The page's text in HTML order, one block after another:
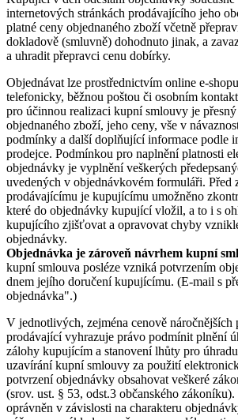
internetových stránkách prodávajícího jeho
platné ceny objednaného zboží včetně
dokladově (smluvně) dohodnuto jinak, a
a uhradit přepravci cenu dobírky.
Objednávat lze prostřednictvím online e-
telefonicky, běžnou poštou či osobním
pro účinnou realizaci kupní smlouvy je
objednaného zboží, jeho ceny, vše v
podmínky a další doplňující informace podle
prodejce. Podmínkou pro naplnění platnosti
objednávky je vyplnění veškerých
uvedených v objednávkovém formuláři. Před
prodávajícímu je kupujícímu umožněno
které do objednávky kupující vložil, a to i s
kupujícího zjišťovat a opravovat chyby
objednávky.
Objednávka je zároveň návrhem kupní
kupní smlouva posléze vzniká potvrzením
dnem jejího doručení kupujícímu. (E-mail s
objednávka".)
V jednotlivých, zejména cenově náročnějších
prodávající vyhrazuje právo podmínit plnění
zálohy kupujícím a stanovení lhůty pro
uzavírání kupní smlouvy za použití
potvrzení objednávky obsahovat veškeré
(srov. ust. § 53, odst.3 občanského
oprávněn v závislosti na charakteru